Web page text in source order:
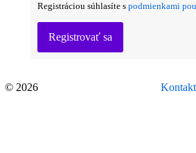
Registráciou súhlasíte s podmienkami
Registrovať sa
© 2026 Kontakt